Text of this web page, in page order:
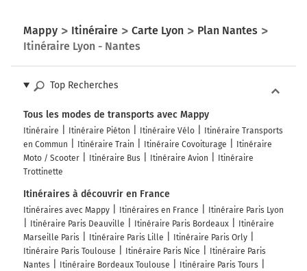
Mappy Itinéraire Carte Lyon
Plan Nantes
Itinéraire Lyon - Nantes
Top Recherches
Tous les modes de transports avec Mappy
Itinéraire Itinéraire Piéton Itinéraire Vélo
Itinéraire Transports
en Commun
Itinéraire Train Itinéraire Covoiturage
Itinéraire
Moto / Scooter
Itinéraire Bus Itinéraire Avion
Itinéraire
Trottinette
Itinéraires à découvrir en France
Itinéraires avec Mappy Itinéraires en France
Itinéraire Paris Lyon
Itinéraire Paris Deauville
Itinéraire Paris Bordeaux
Itinéraire
Marseille Paris
Itinéraire Paris Lille
Itinéraire Paris Orly
Itinéraire Paris Toulouse
Itinéraire Paris Nice
Itinéraire Paris
Nantes
Itinéraire Bordeaux Toulouse
Itinéraire Paris Tours